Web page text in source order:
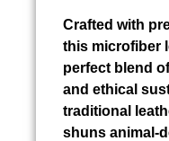
Crafted with
this microfiber
perfect blend
and ethical
traditional
shuns animal-